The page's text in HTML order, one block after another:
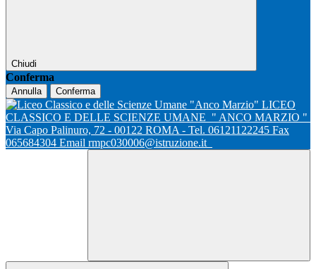
Chiudi
Conferma
Annulla Conferma
LICEO
CLASSICO E DELLE SCIENZE UMANE " ANCO MARZIO "
Via Capo Palinuro, 72 - 00122 ROMA - Tel. 06121122245 Fax
065684304 Email rmpc030006@istruzione.it